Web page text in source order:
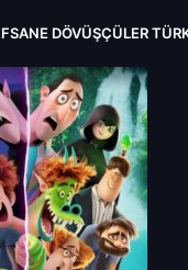
DÖVÜŞÇÜLER